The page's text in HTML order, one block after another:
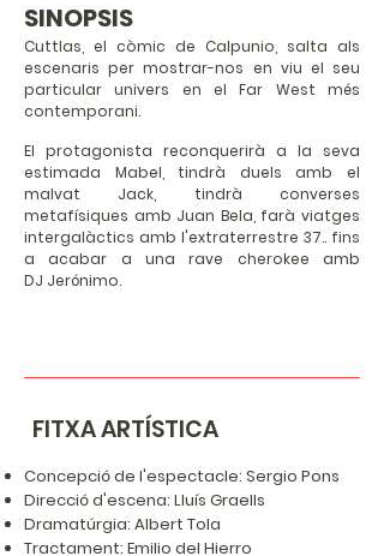
SINOPSIS
Cuttlas, el còmic de Calpunio, salta als
escenaris per mostrar-nos en viu el seu
particular univers en el Far West més
contemporani.
El protagonista reconquerirà a la seva
estimada Mabel, tindrà duels amb el
malvat Jack, tindrà converses
metafísiques amb Juan Bela, farà viatges
intergalàctics amb l'extraterrestre 37.. fins
a acabar a una rave cherokee amb
DJ Jerónimo.
FITXA ARTÍSTICA
Concepció de l'espectacle: Sergio Pons
Direcció d'escena: Lluís Graells
Dramatúrgia: Albert Tola
Tractament: Emilio del Hierro